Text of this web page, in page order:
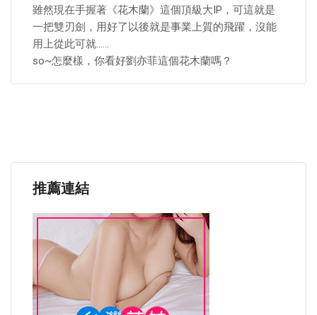
雖然現在手握著《花木蘭》這個頂級大IP，可這就是
一把雙刃劍，用好了以後就是事業上質的飛躍，沒能
用上從此可就……
so~怎麼樣，你看好劉亦菲這個花木蘭嗎？
推薦連結